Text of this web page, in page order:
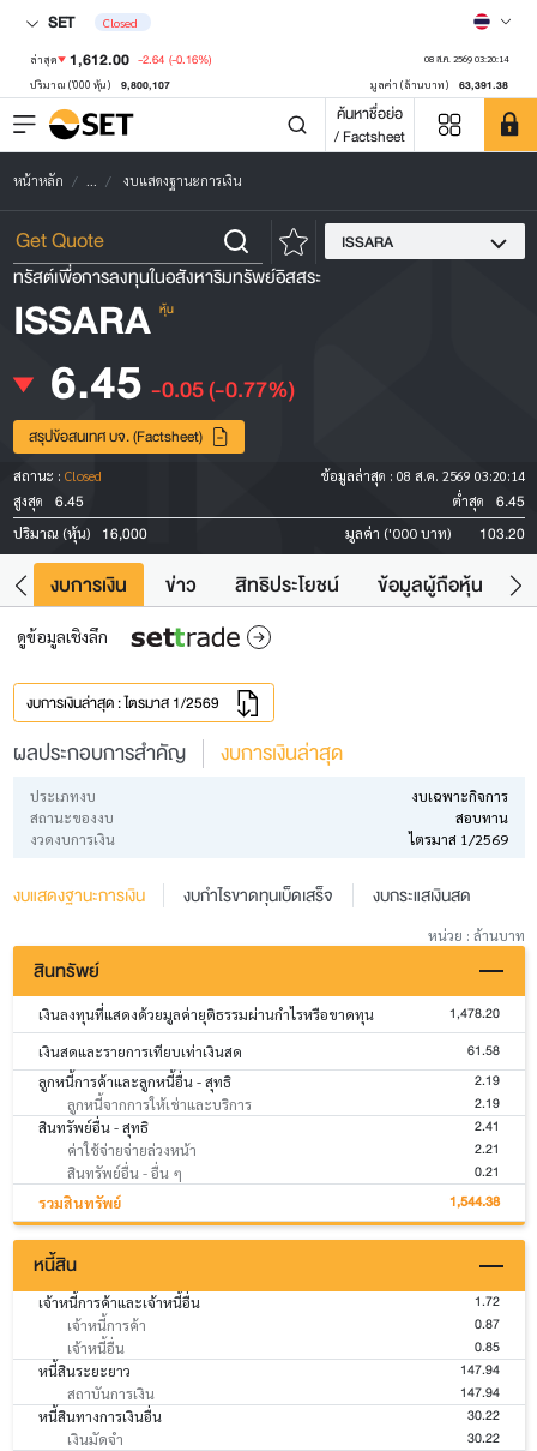
SET Closed
ล่าสุด 1,612.00 -2.64 (-0.16%) 08 ส.ค. 2569 03:20:14
ปริมาณ ('000 หุ้น) 9,800,107 มูลค่า (ล้านบาท) 63,391.38
ค้นหาชื่อย่อ
/ Factsheet
หน้าหลัก ... งบแสดงฐานะการเงิน
ISSARA
ทรัสต์เพื่อการลงทุนในอสังหาริมทรัพย์อิสสระ
ISSARA หุ้น
6.45 -0.05(-0.77%)
สรุปข้อสนเทศ บจ. (Factsheet)
สถานะ : Closed ข้อมูลล่าสุด : 08 ส.ค. 2569 03:20:14
สูงสุด
6.45 ต่ำสุด 6.45
ปริมาณ (หุ้น) 16,000 มูลค่า ('000 บาท) 103.20
งบการเงิน ข่าว สิทธิประโยชน์ ข้อมูลผู้ถือหุ้น
ดูข้อมูลเชิงลึก
งบการเงินล่าสุด : ไตรมาส 1/2569
ผลประกอบการสำคัญ งบการเงินล่าสุด
ประเภทงบ
งบเฉพาะกิจการ
สถานะของงบ
สอบทาน
งวดงบการเงิน
ไตรมาส 1/2569
งบแสดงฐานะการเงิน งบกำไรขาดทุนเบ็ดเสร็จ งบกระแสเงินสด
หน่วย : ล้านบาท
สินทรัพย์
เงินลงทุนที่แสดงด้วยมูลค่ายุติธรรมผ่านกำไรหรือขาดทุน 1,478.20
เงินสดและรายการเทียบเท่าเงินสด 61.58
ลูกหนี้การค้าและลูกหนี้อื่น - สุทธิ 2.19
ลูกหนี้จากการให้เช่าและบริการ 2.19
สินทรัพย์อื่น - สุทธิ 2.41
ค่าใช้จ่ายจ่ายล่วงหน้า 2.21
สินทรัพย์อื่น - อื่น ๆ 0.21
รวมสินทรัพย์ 1,544.38
หนี้สิน
เจ้าหนี้การค้าและเจ้าหนี้อื่น 1.72
เจ้าหนี้การค้า 0.87
เจ้าหนี้อื่น 0.85
หนี้สินระยะยาว 147.94
สถาบันการเงิน 147.94
หนี้สินทางการเงินอื่น 30.22
เงินมัดจำ 30.22